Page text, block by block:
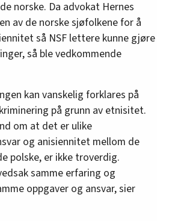
norske. Da advokat Hernes
av de norske sjøfolkene for å
så NSF lettere kunne gjøre
så ble vedkommende
kan vanskelig forklares på
på grunn av etnisitet.
om at det er ulike
og anisiennitet mellom de
polske, er ikke troverdig.
samme erfaring og
oppgaver og ansvar, sier